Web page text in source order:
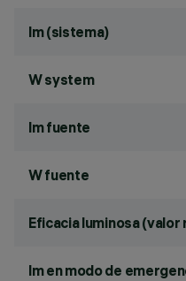
lm (sistema)
W system
lm fuente
W fuente
Eficacia luminosa (valor
lm en modo de